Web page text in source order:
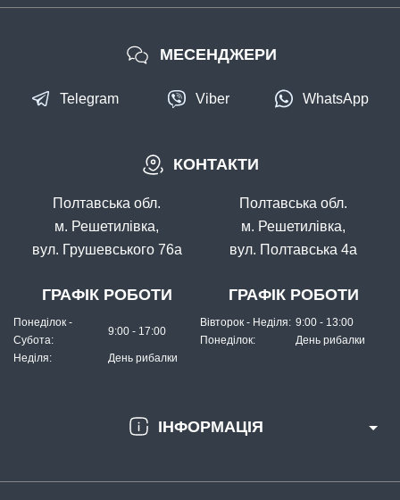
8 грн
Силікон Fishing ROI Wing Larva 76mm B060 (за 1шт)
ІНФОРМАЦІЯ
КОНТАКТИ
Полтавська обл.
м. Решетилівка,
вул. Грушевського 76а
ГРАФІК РОБОТИ
Понеділок -
Субота:
9:00 - 17:00
Неділя: День рибалки
Полтавська обл.
м. Решетилівка,
вул. Полтавська 4а
ГРАФІК РОБОТИ
Вівторок - Неділя: 9:00 - 13:00
Понеділок:
День рибалки
МЕСЕНДЖЕРИ
Telegram Viber WhatsApp